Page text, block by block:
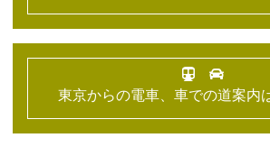
東京からの電車、車での道案内